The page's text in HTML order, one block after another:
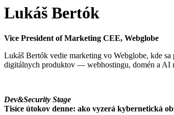
Lukáš Bertók
Vice President of Marketing CEE, Webglobe
Lukáš Bertók vedie marketing vo Webglobe, kde
digitálnych produktov — webhostingu, domén a AI
Dev&Security Stage
Tisíce útokov denne: ako vyzerá kybernetická